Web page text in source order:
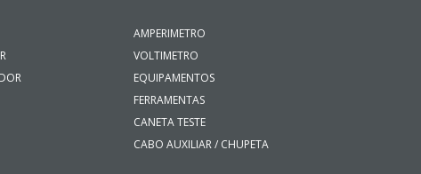
AMPERIMETRO
VOLTIMETRO
EQUIPAMENTOS
FERRAMENTAS
CANETA TESTE
CABO AUXILIAR / CHUPETA